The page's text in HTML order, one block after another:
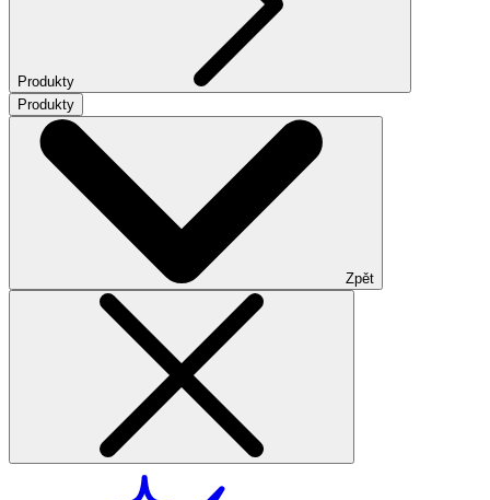
Produkty
Produkty
Zpět